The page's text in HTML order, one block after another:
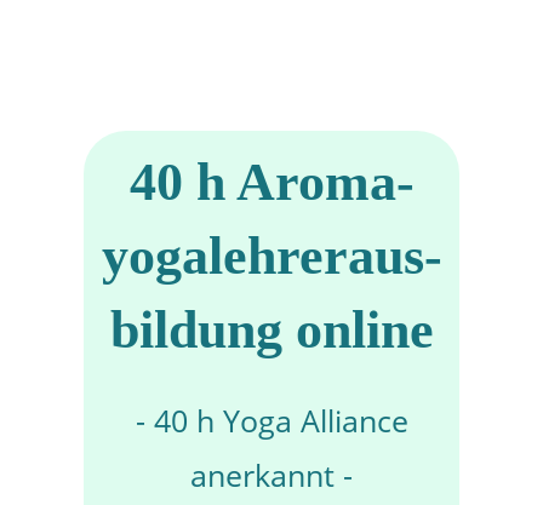
40 h Aroma­
yoga­lehrer­aus­
bild­ung online
- 40 h Yoga Alliance
aner­kannt -